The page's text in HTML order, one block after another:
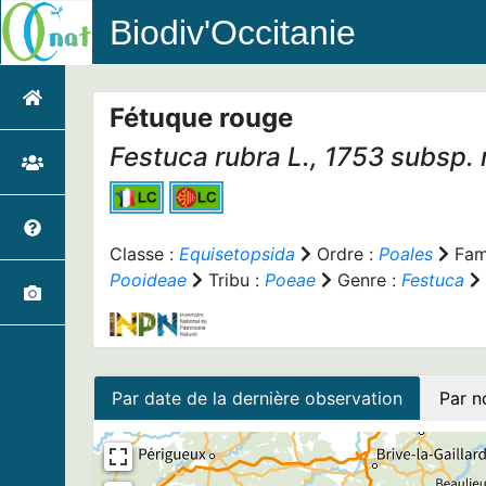
Biodiv'Occitanie
Fétuque rouge
Festuca rubra L., 1753 subsp.
Classe : Equisetopsida Ordre : Poales
Pooideae
Tribu : Poeae Genre : Festuca
Par date de la dernière observation Par